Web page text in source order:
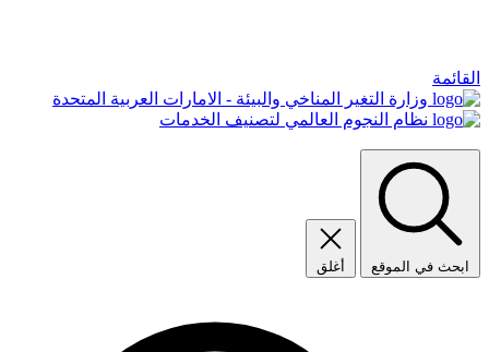
القائمة
وزارة التغير المناخي والبيئة - الامارات العربية المتحدة
نظام النجوم العالمي لتصنيف الخدمات
ابحث في الموقع أغلق